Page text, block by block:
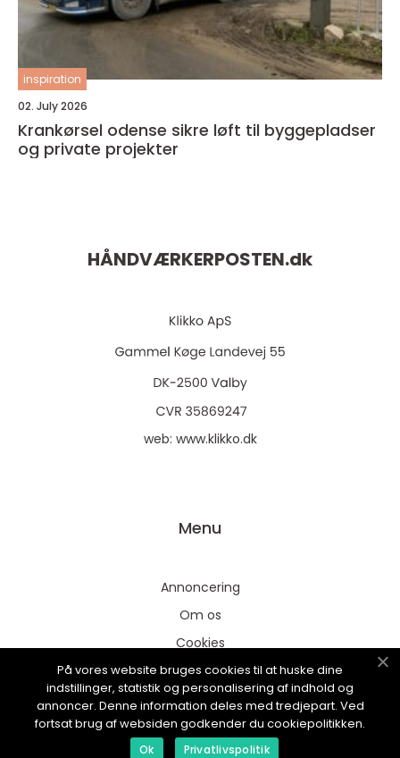
inspiration
02. July 2026
Krankørsel odense sikre løft til byggepladser
og private projekter
HÅNDVÆRKERPOSTEN.dk
web: www.klikko.dk
Menu
Annoncering
Om os
Cookies
Kontakt os
Sitemap
På vores website bruges cookies til at huske dine
indstillinger, statistik og personalisering af indhold og
annoncer. Denne information deles med tredjepart. Ved
fortsat brug af websiden godkender du cookiepolitikken.
Ok Privatlivspolitik